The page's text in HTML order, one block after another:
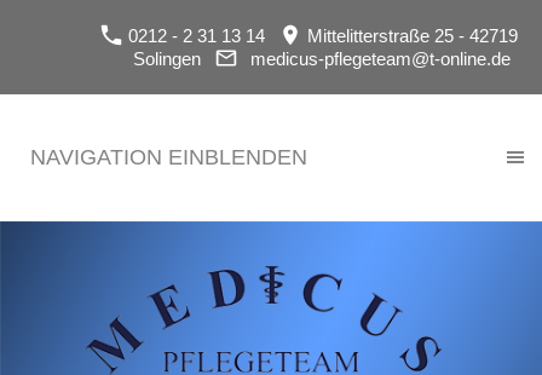
0212 - 2 31 13 14
Mittelitterstraße 25 - 42719
Solingen
medicus-pflegeteam@t-online.de
NAVIGATION EINBLENDEN